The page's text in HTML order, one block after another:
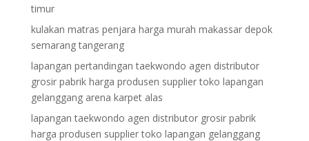
timur
kulakan matras penjara harga murah makassar depok
semarang tangerang
lapangan pertandingan taekwondo agen distributor
grosir pabrik harga produsen supplier toko lapangan
gelanggang arena karpet alas
lapangan taekwondo agen distributor grosir pabrik
harga produsen supplier toko lapangan gelanggang